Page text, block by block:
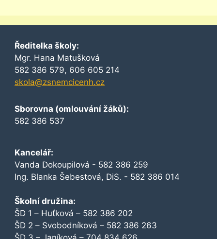
Ředitelka školy:
Mgr. Hana Matušková
582 386 579, 606 605 214
skola@zsnemcicenh.cz
Sborovna (omlouvání žáků):
582 386 537
Kancelář:
Vanda Dokoupilová - 582 386 259
Ing. Blanka Šebestová, DiS. - 582 386 014
Školní družina:
ŠD 1 – Huťková – 582 386 202
ŠD 2 – Svobodníková – 582 386 263